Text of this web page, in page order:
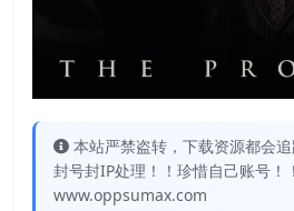
本站严禁盗转，下载资源都会
封号封IP处理！！珍惜自己账号！
www.oppsumax.com